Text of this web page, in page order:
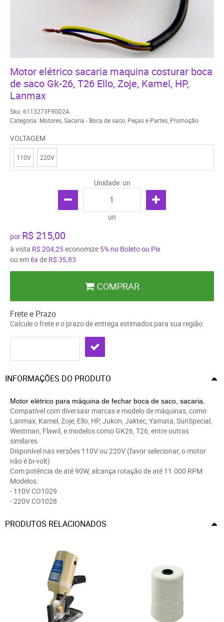
Motor elétrico sacaria maquina costurar boca
de saco Gk-26, T26 Ello, Zoje, Kamel, HP,
Lanmax
Sku: 6113273F90D2A
Categoria: Motores Sacaria - Boca de saco Peças e Partes Promoção
VOLTAGEM
110V 220V
Unidade: un
un
por R$ 215,00
à vista R$ 204,25economize 5% no Boleto ou Pix
ou em 6xde R$ 35,83
COMPRAR
Frete e Prazo
Calcule o frete e o prazo de entrega estimados para sua região:
INFORMAÇÕES DO PRODUTO
Motor elétrico para máquina de fechar boca de saco, sacaria.
Compatível com diversasr marcas e modelo de máquinas, como
Lanmax, Kamel, Zoje, Ello, HP, Jukon, Jaktec, Yamata, SunSpecial,
Westman, Flawil, e modelos como GK26, T26, entre outras
similares.
Disponível nas versões 110V ou 220V (favor selecionar, o motor
não é bi-volt)
Com potência de até 90W, alcança rotação de até 11.000 RPM.
Modelos:
- 110V CO1029
- 220V CO1028
PRODUTOS RELACIONADOS